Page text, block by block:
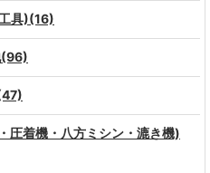
具)(16)
(96)
圧着機・八方ミシン・漉き機)